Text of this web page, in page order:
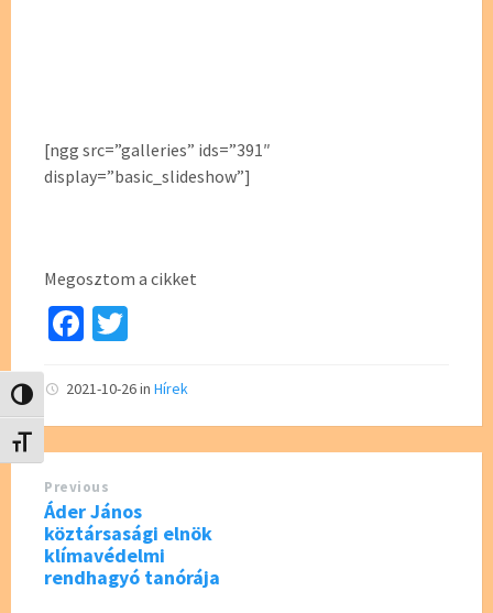
Nagy kontraszt váltása
Betűméret váltása
[ngg src=”galleries” ids=”391″
display=”basic_slideshow”]
Megosztom a cikket
Fa
b
o
o
k
tt
er
2021-10-26in Hírek
Previous
Áder János
köztársasági elnök
klímavédelmi
rendhagyó tanórája